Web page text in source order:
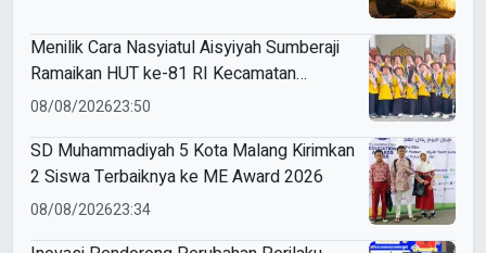
Menilik Cara Nasyiatul Aisyiyah Sumberaji
Ramaikan HUT ke-81 RI Kecamatan
Sukodadi
08/08/202623:50
SD Muhammadiyah 5 Kota Malang Kirimkan
2 Siswa Terbaiknya ke ME Award 2026
08/08/202623:34